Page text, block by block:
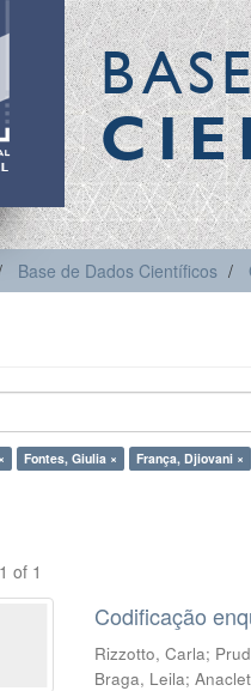
Base de Dados Científicos
Fontes, Giulia × França, Djiovani ×
of 1
Codificação
Rizzotto, Carla;
Braga, Leila;